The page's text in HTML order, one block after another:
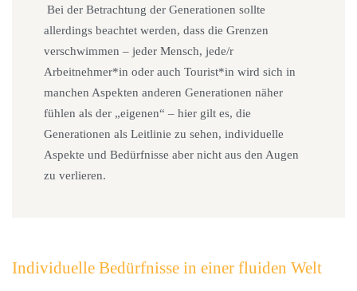
Bei der Betrachtung der Generationen sollte
allerdings beachtet werden, dass die Grenzen
verschwimmen – jeder Mensch, jede/r
Arbeitnehmer*in oder auch Tourist*in wird sich in
manchen Aspekten anderen Generationen näher
fühlen als der „eigenen“ – hier gilt es, die
Generationen als Leitlinie zu sehen, individuelle
Aspekte und Bedürfnisse aber nicht aus den Augen
zu verlieren.
Individuelle Bedürfnisse in einer fluiden Welt